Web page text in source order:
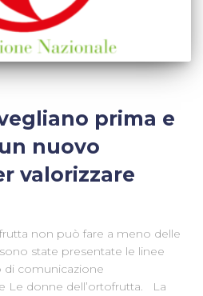
prima e
nuovo
valorizzare
non può fare a meno delle
state presentate le linee
comunicazione
Le donne dell’ortofrutta. La